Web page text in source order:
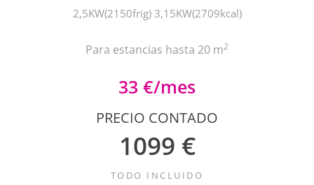
2,5KW(2150frig) 3,15KW(2709kcal)
Para estancias hasta 20 m2
33 €/mes
PRECIO CONTADO
1099 €
TODO INCLUIDO